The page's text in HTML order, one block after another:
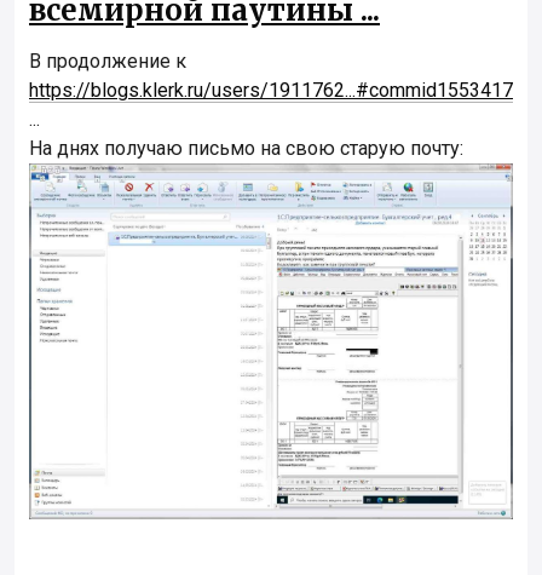
всемирной паутины ...
В продолжение к
https://blogs.klerk.ru/users/1911762...#commid1553417
...
На днях получаю письмо на свою старую почту: